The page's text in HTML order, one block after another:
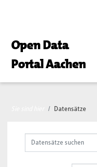
Open Data
Portal Aachen
Datensätze